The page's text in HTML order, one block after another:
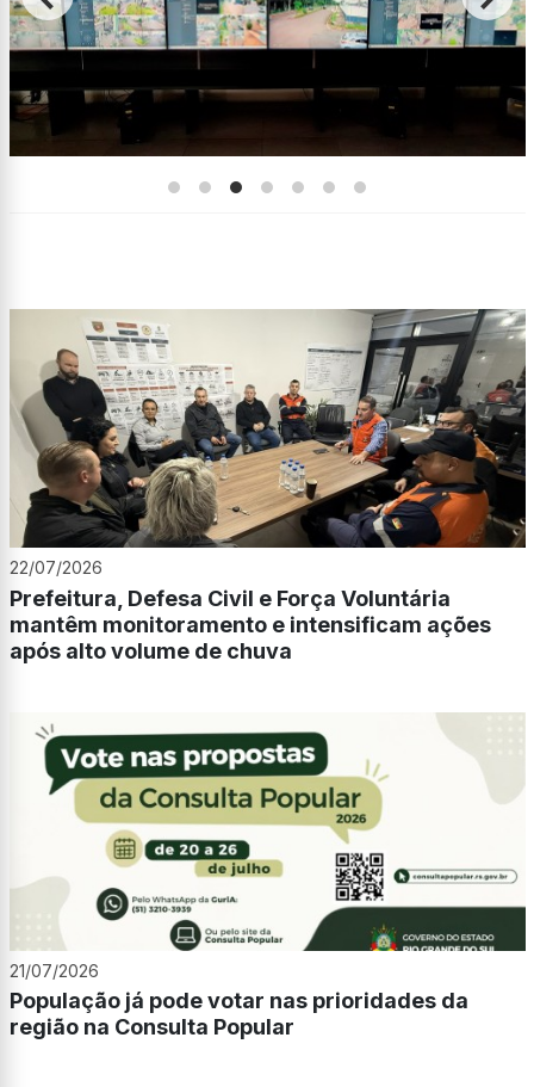
22/07/2026
Prefeitura, Defesa Civil e Força Voluntária
mantêm monitoramento e intensificam ações
após alto volume de chuva
21/07/2026
População já pode votar nas prioridades da
região na Consulta Popular